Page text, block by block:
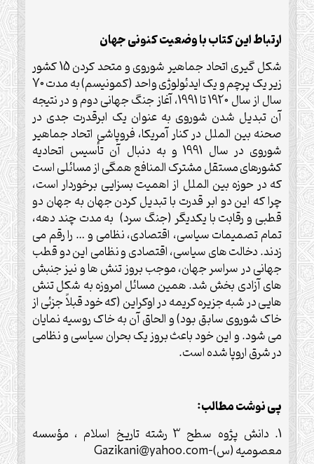
ارتباط این کتاب با وضعیت کنونی جهان
شکل گیری اتحاد جماهیر شوروی و متحد کردن 15 کشور
زیر یک پرچم و یک ایدئولوژی واحد (کمونیسم) به مدت 70
سال از سال 1920 تا 1991، آغاز جنگ جهانی دوم و در نتیجه
آن تبدیل شدن شوروی به عنوان یک ابرقدرت جدی در
صحنه بین الملل در کنار آمریکا، فروپاشی اتحاد جماهیر
شوروی در سال 1991 و به دنبال آن تأسیس اتحادیه
کشورهای مستقل مشترک المنافع همگی از مسائلی است
که در حوزه بین الملل از اهمیت بسزایی برخوردار است،
چرا که این دو ابر قدرت با تبدیل کردن جهان به جهان دو
قطبی و رقابت با یکدیگر (جنگ سرد) به مدت چند دهه،
تمام تصمیمات سیاسی، اقتصادی، نظامی و … را رقم می
زدند. دخالت های سیاسی، اقتصادی و نظامی این دو قطب
جهانی در سراسر جهان، موجب بروز تنش ها و نیز جنبش
های آزادی بخش شد. همین مسائل امروزه به شکل تنش
هایی در شبه جزیره کریمه در اوکراین (که خود قبلاً جزئی از
خاک شوروی سابق بود) و الحاق آن به خاک روسیه نمایان
می شود. و این خود باعث بروز یک بحران سیاسی و نظامی
در شرق اروپا شده است.
پی نوشت مطالب:
1. دانش پژوه سطح 3 رشته تاريخ اسلام ، مؤسسه
معصوميه (س)-Gazikani@yahoo.com